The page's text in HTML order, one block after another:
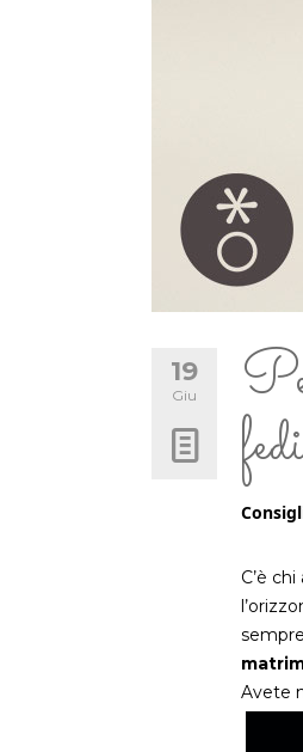
19
Giu
C’è
Avete